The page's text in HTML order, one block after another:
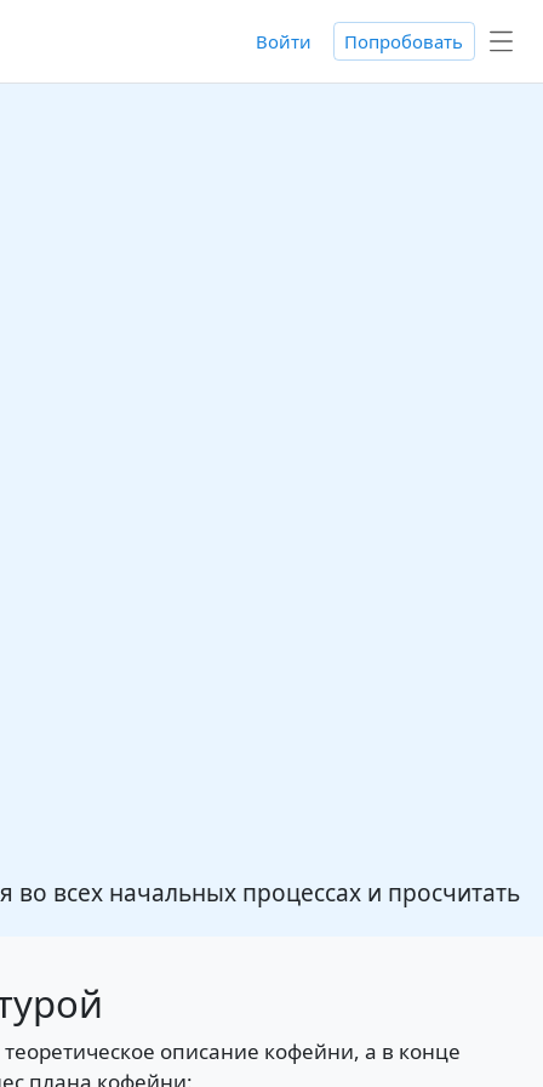
Войти Попробовать
всех начальных процессах и просчитать
описание кофейни, а в конце